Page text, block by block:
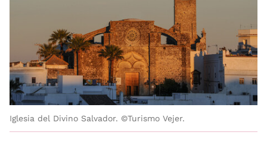
Iglesia del Divino Salvador. ©Turismo Vejer.